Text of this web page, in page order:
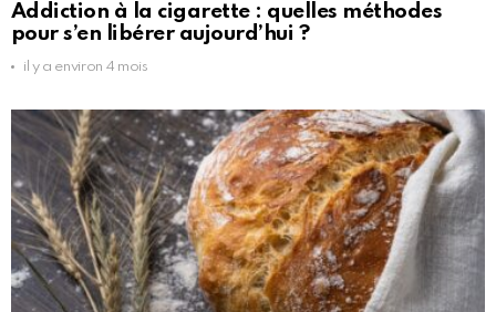
Addiction à la cigarette : quelles méthodes
pour s’en libérer aujourd’hui ?
il y a environ 4 mois